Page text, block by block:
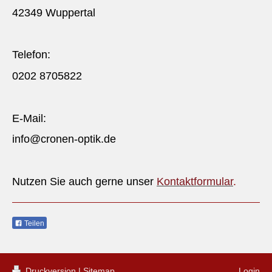
42349 Wuppertal
Telefon:
0202 8705822
E-Mail:
info@cronen-optik.de
Nutzen Sie auch gerne unser Kontaktformular.
Teilen